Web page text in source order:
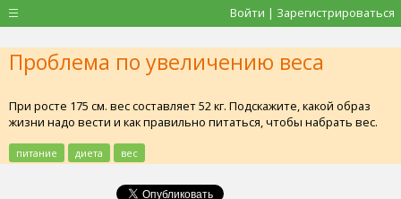
Войти | Зарегистрироваться
Проблема по увеличению веса
При росте 175 см. вес составляет 52 кг. Подскажите, какой образ
жизни надо вести и как правильно питаться, чтобы набрать вес.
питание диета вес